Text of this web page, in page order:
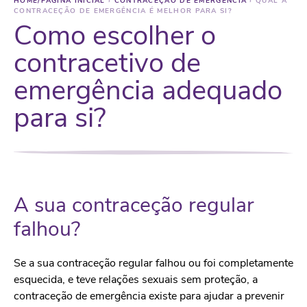
CONTRACEÇÃO DE EMERGÊNCIA É MELHOR PARA SI?
Como escolher o
contracetivo de
emergência adequado
para si?
A sua contraceção regular
falhou?
Se a sua contraceção regular falhou ou foi completamente
esquecida, e teve relações sexuais sem proteção, a
contraceção de emergência existe para ajudar a prevenir